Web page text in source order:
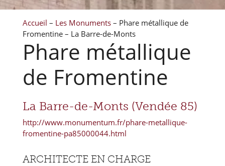
Accueil – Les Monuments – Phare métallique de
Fromentine – La Barre-de-Monts
Phare métallique
de Fromentine
La Barre-de-Monts (Vendée 85)
http://www.monumentum.fr/phare-metallique-
fromentine-pa85000044.html
ARCHITECTE EN CHARGE